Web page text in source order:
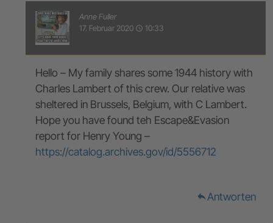
Anne Fuller
17. Februar 2020 access_time 10:33
Hello – My family shares some 1944 history with
Charles Lambert of this crew. Our relative was
sheltered in Brussels, Belgium, with C Lambert.
Hope you have found teh Escape&Evasion
report for Henry Young –
https://catalog.archives.gov/id/5556712
replyAntworten